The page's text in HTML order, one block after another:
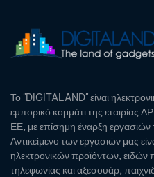
Το "DIGITALAND" είναι
εμπορικό κομμάτι της
ΕΕ, με επίσημη έναρξη
Αντικείμενο των εργασιών μας
ηλεκτρονικών προϊόντων, ειδών
τηλεφωνίας και αξεσουάρ,